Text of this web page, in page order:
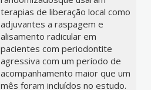
terapias de liberação local como
adjuvantes a raspagem e
alisamento radicular em
pacientes com periodontite
agressiva com um período de
acompanhamento maior que um
mês foram incluídos no estudo.